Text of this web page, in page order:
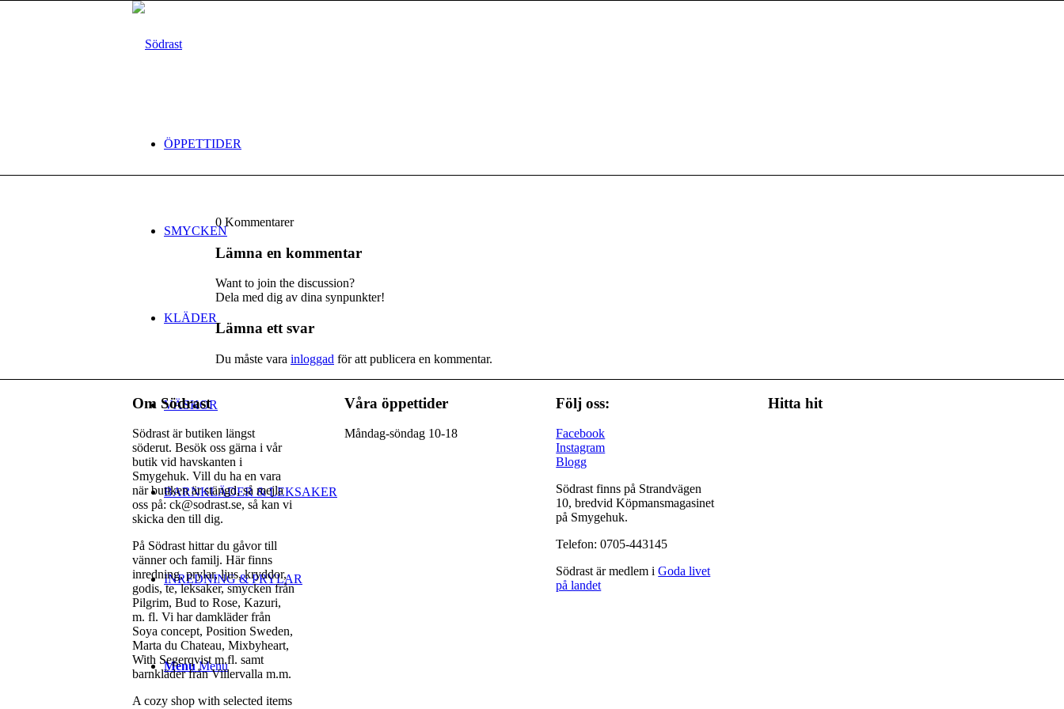
ÖPPETTIDER
SMYCKEN
KLÄDER
VÄSKOR
BARNKLÄDER & LEKSAKER
INREDNING & PRYLAR
Menu Menu
0 Kommentarer
Lämna en kommentar
Want to join the discussion?
Dela med dig av dina synpunkter!
Lämna ett svar
Du måste vara inloggad för att publicera en kommentar.
Om Södrast
Södrast är butiken längst
söderut. Besök oss gärna i vår
butik vid havskanten i
Smygehuk. Vill du ha en vara
när butiken är stängd, så mejla
oss på: ck@sodrast.se, så kan vi
skicka den till dig.
På Södrast hittar du gåvor till
vänner och familj. Här finns
inredning, prylar, ljus, kryddor,
godis, te, leksaker, smycken från
Pilgrim, Bud to Rose, Kazuri,
m. fl. Vi har damkläder från
Soya concept, Position Sweden,
Marta du Chateau, Mixbyheart,
With Segerqvist m.fl. samt
barnkläder från Villervalla m.m.
A cozy shop with selected items
Våra öppettider
Måndag-söndag 10-18
Följ oss:
Facebook
Instagram
Blogg
Södrast finns på Strandvägen
10, bredvid Köpmansmagasinet
på Smygehuk.
Telefon: 0705-443145
Södrast är medlem iGoda livet
på landet
Hitta hit